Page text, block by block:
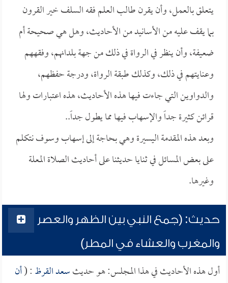
يتعلق بالعمل، وأن يقرن طالب العلم فقه السلف خير القرون
بما يقف عليه من الأسانيد من الأحاديث، وهل هي صحيحة أم
ضعيفة، وأن ينظر في الرواة في ذلك من جهة بلدانهم، وفقههم
وعنايتهم في ذلك، وكذلك طبقة الرواة، ودرجة حفظهم،
والدواوين التي جاءت فيها هذه الأحاديث، هذه اعتبارات ولها
قرائن كثيرة جداً والإسهاب فيها مما يطول جداً..
وبعد هذه المقدمة اليسيرة وهي بحاجة إلى إسهاب وسوف نتكلم
على بعض المسائل في ثنايا حديثنا على أحاديث الصلاة المعلة
وغيرها.
حديث: (جمع النبي بين الظهر والعصر
والمغرب والعشاء في المطر)
أول هذه الأحاديث في هذا المجلس: هو حديثسعد القرظ: (أن